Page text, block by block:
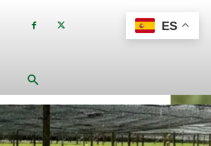
ES